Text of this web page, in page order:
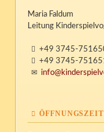
Maria Faldum
Leitung
+49 3745-
+49 3745-